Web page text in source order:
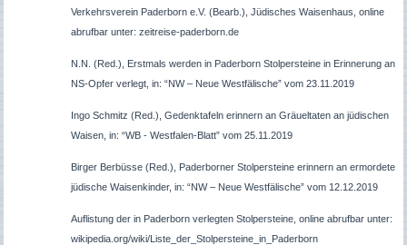
Verkehrsverein Paderborn e.V. (Bearb.), Jüdisches Waisenhaus, online
abrufbar unter: zeitreise-paderborn.de
N.N. (Red.), Erstmals werden in Paderborn Stolpersteine in Erinnerung an
NS-Opfer verlegt, in: “NW – Neue Westfälische” vom 23.11.2019
Ingo Schmitz (Red.), Gedenktafeln erinnern an Gräueltaten an jüdischen
Waisen, in: “WB - Westfalen-Blatt” vom 25.11.2019
Birger Berbüsse (Red.), Paderborner Stolpersteine erinnern an ermordete
jüdische Waisenkinder, in: “NW – Neue Westfälische” vom 12.12.2019
Auflistung der in Paderborn verlegten Stolpersteine, online abrufbar unter:
wikipedia.org/wiki/Liste_der_Stolpersteine_in_Paderborn